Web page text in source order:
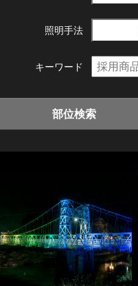
照明手法
キーワード
部位検索